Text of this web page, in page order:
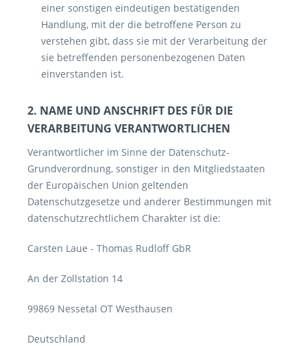
einer sonstigen eindeutigen bestätigenden
Handlung, mit der die betroffene Person zu
verstehen gibt, dass sie mit der Verarbeitung der
sie betreffenden personenbezogenen Daten
einverstanden ist.
2. NAME UND ANSCHRIFT DES FÜR DIE
VERARBEITUNG VERANTWORTLICHEN
Verantwortlicher im Sinne der Datenschutz-
Grundverordnung, sonstiger in den Mitgliedstaaten
der Europäischen Union geltenden
Datenschutzgesetze und anderer Bestimmungen mit
datenschutzrechtlichem Charakter ist die:
Carsten Laue - Thomas Rudloff GbR
An der Zollstation 14
99869 Nessetal OT Westhausen
Deutschland